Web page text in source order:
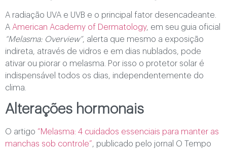
A radiação UVA e UVB e o principal fator desencadeante.
A American Academy of Dermatology, em seu guia oficial
“Melasma: Overview”, alerta que mesmo a exposição
indireta, através de vidros e em dias nublados, pode
ativar ou piorar o melasma. Por isso o protetor solar é
indispensável todos os dias, independentemente do
clima.
Alterações hormonais
O artigo “Melasma: 4 cuidados essenciais para manter as
manchas sob controle” , publicado pelo jornal O Tempo